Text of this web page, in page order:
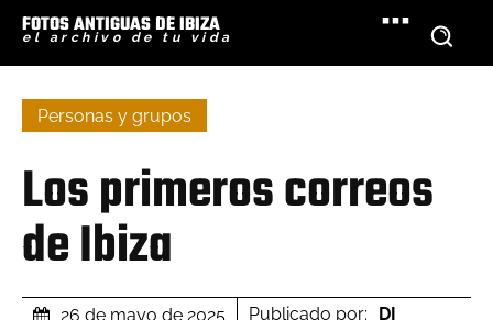
FOTOS ANTIGUAS DE IBIZA
el archivo de tu vida
Personas y grupos
Los primeros correos
de Ibiza
26 de mayo de 2025 Publicado por: DI